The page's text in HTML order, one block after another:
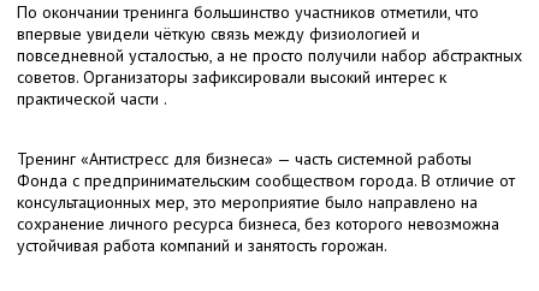
По окончании тренинга большинство участников отметили, что
впервые увидели чёткую связь между физиологией и
повседневной усталостью, а не просто получили набор абстрактных
советов. Организаторы зафиксировали высокий интерес к
практической части .
Тренинг «Антистресс для бизнеса» — часть системной работы
Фонда с предпринимательским сообществом города. В отличие от
консультационных мер, это мероприятие было направлено на
сохранение личного ресурса бизнеса, без которого невозможна
устойчивая работа компаний и занятость горожан.